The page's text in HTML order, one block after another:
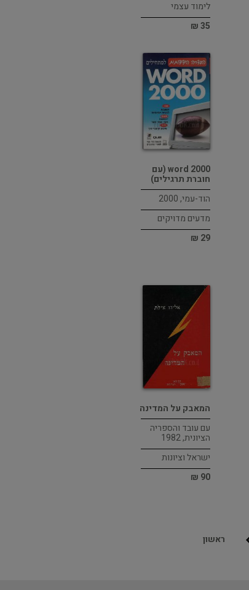
לימוד עצמי
35 ₪
word 2000 (עם
חוברת תרגילים)
הוד-עמי, 2000
מדעים מדויקים
29 ₪
המאבק על המדינה
עם עובד והספריה
הציונית, 1982
ישראל וציונות
90 ₪
ראשון